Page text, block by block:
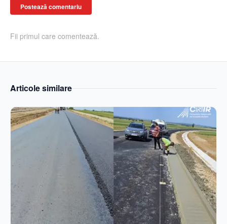
Postează comentariu
Fii primul care comentează.
Articole similare